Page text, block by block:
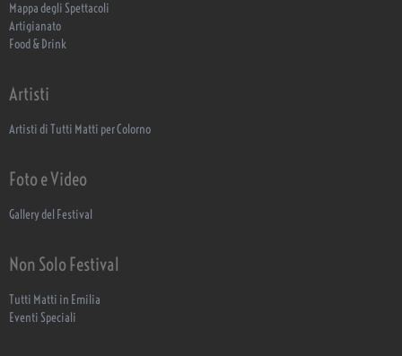
Mappa degli Spettacoli
Artigianato
Food & Drink
Artisti
Artisti di Tutti Matti per Colorno
Foto e Video
Gallery del Festival
Non Solo Festival
Tutti Matti in Emilia
Eventi Speciali